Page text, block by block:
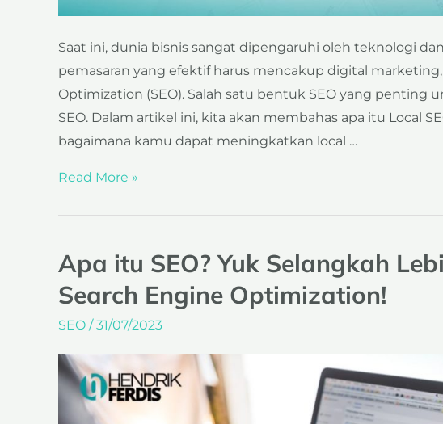
Saat ini, dunia bisnis sangat dipengaruhi oleh teknologi
pemasaran yang efektif harus mencakup digital
Optimization (SEO). Salah satu bentuk SEO yang penting
SEO. Dalam artikel ini, kita akan membahas apa itu Local
bagaimana kamu dapat meningkatkan local …
Read More »
Apa itu SEO? Yuk Selangkah
Search Engine Optimization!
SEO /31/07/2023